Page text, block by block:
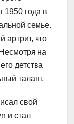
1950 года в
семье.
артрит, что
на
детства
талант.
свой
и стал